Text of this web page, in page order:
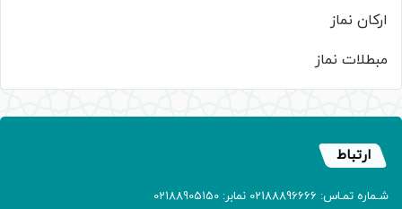
ارکان نماز
مبطلات نماز
ارتباط
شـماره تمـاس: 02188896666 نمابر: 02188905150